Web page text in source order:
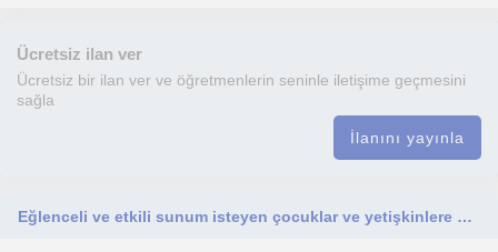
Ücretsiz ilan ver
Ücretsiz bir ilan ver ve öğretmenlerin seninle iletişime geçmesini
sağla
İlanını yayınla
Eğlenceli ve etkili sunum isteyen çocuklar ve yetişkinlere Biyoloji ve İngilizce ders vermeye hazırım. Ve hatta basketbol bile...